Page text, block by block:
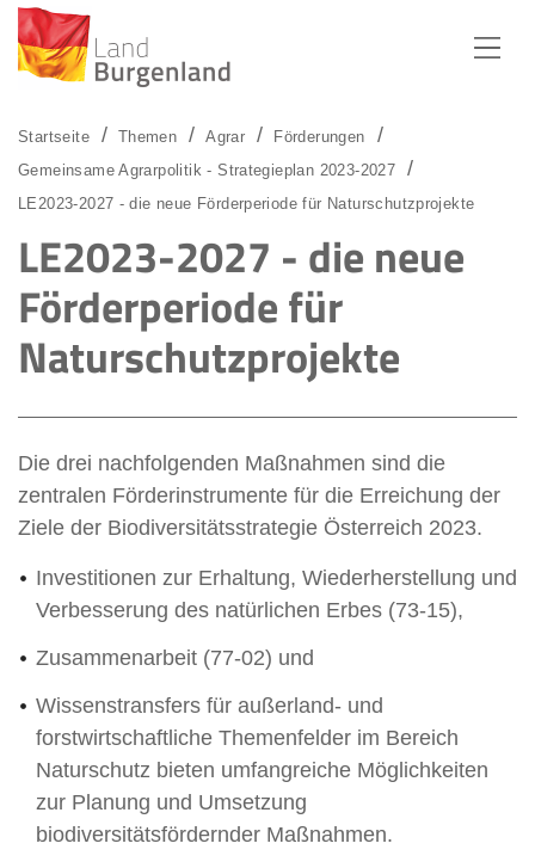
Startseite Themen Agrar
Förderungen
Gemeinsame Agrarpolitik - Strategieplan 2023-2027
LE2023-2027 - die neue Förderperiode für Naturschutzprojekte
LE2023-2027 - die neue
Förderperiode für
Naturschutzprojekte
Die drei nachfolgenden Maßnahmen sind die
zentralen Förderinstrumente für die Erreichung der
Ziele der Biodiversitätsstrategie Österreich 2023.
Investitionen zur Erhaltung, Wiederherstellung und
Verbesserung des natürlichen Erbes (73-15),
Zusammenarbeit (77-02) und
Wissenstransfers für außerland- und
forstwirtschaftliche Themenfelder im Bereich
Naturschutz bieten umfangreiche Möglichkeiten
zur Planung und Umsetzung
biodiversitätsfördernder Maßnahmen.